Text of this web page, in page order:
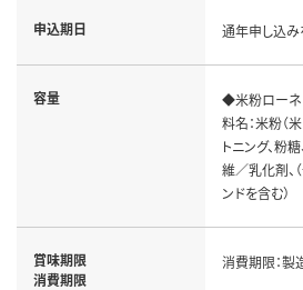
申込期日 通年申し込み
容量
◆米粉ローネ
料名：米粉（米
トニング、粉
維／乳化剤、
ンドを含む）
賞味期限
消費期限
消費期限：製